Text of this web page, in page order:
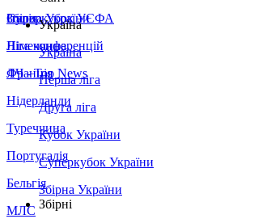
Збірна України
Італія
Німеччина
Франція
Нідерланди
Туреччина
Португалія
Бельгія
МЛС
Суперкубок УЄФА
Ліга конференцій
ЛЧ - Top News
Україна
Україна
Перша ліга
Друга ліга
Кубок України
Суперкубок України
Збірна України
Збірні